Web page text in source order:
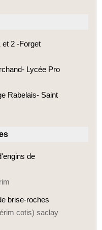
et 2 -Forget
Lycée Pro
Rabelais- Saint
de
brise-roches
cotis) saclay